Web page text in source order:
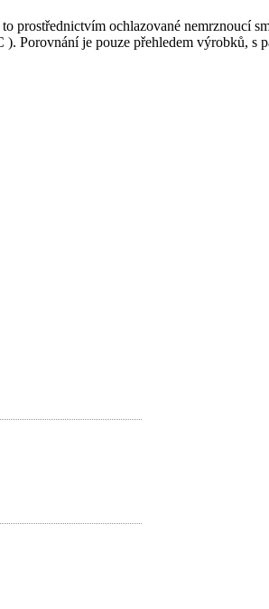
prostřednictvím ochlazované
Porovnání je pouze přehledem výrobků,